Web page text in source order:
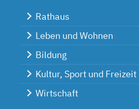
Rathaus
Leben und Wohnen
Bildung
Kultur, Sport und Freizeit
Wirtschaft